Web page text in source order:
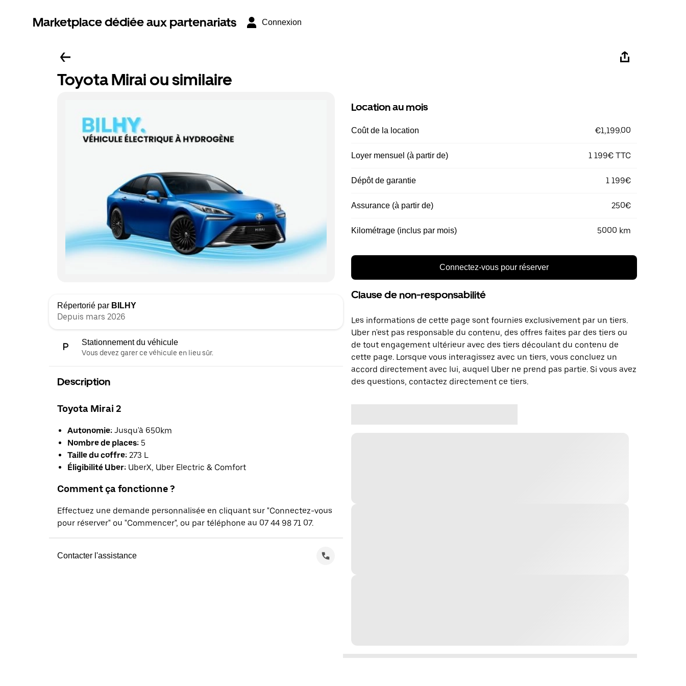
Marketplace dédiée aux partenariats Connexion
Toyota Mirai ou similaire
Répertorié par BILHY
Depuis mars 2026
Stationnement du véhicule
Vous devez garer ce véhicule en lieu sûr.
Description
Toyota Mirai 2
Autonomie: Jusqu'à 650km
Nombre de places: 5
Taille du coffre: 273 L
Éligibilité Uber: UberX, Uber Electric & Comfort
Comment ça fonctionne ?
Effectuez une demande personnalisée en cliquant sur "Connectez-vous
pour réserver" ou "Commencer", ou par téléphone au 07 44 98 71 07.
Contacter l'assistance
Location au mois
Coût de la location €1,199.00
Loyer mensuel (à partir de) 1 199€ TTC
Dépôt de garantie 1 199€
Assurance (à partir de) 250€
Kilométrage (inclus par mois) 5000 km
Connectez-vous pour réserver
Clause de non-responsabilité
Les informations de cette page sont fournies exclusivement par un tiers.
Uber n'est pas responsable du contenu, des offres faites par des tiers ou
de tout engagement ultérieur avec des tiers découlant du contenu de
cette page. Lorsque vous interagissez avec un tiers, vous concluez un
accord directement avec lui, auquel Uber ne prend pas partie. Si vous avez
des questions, contactez directement ce tiers.